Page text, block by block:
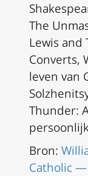
The
Lewis and
Converts,
leven van
Thunder:
Bron:
Catholic —